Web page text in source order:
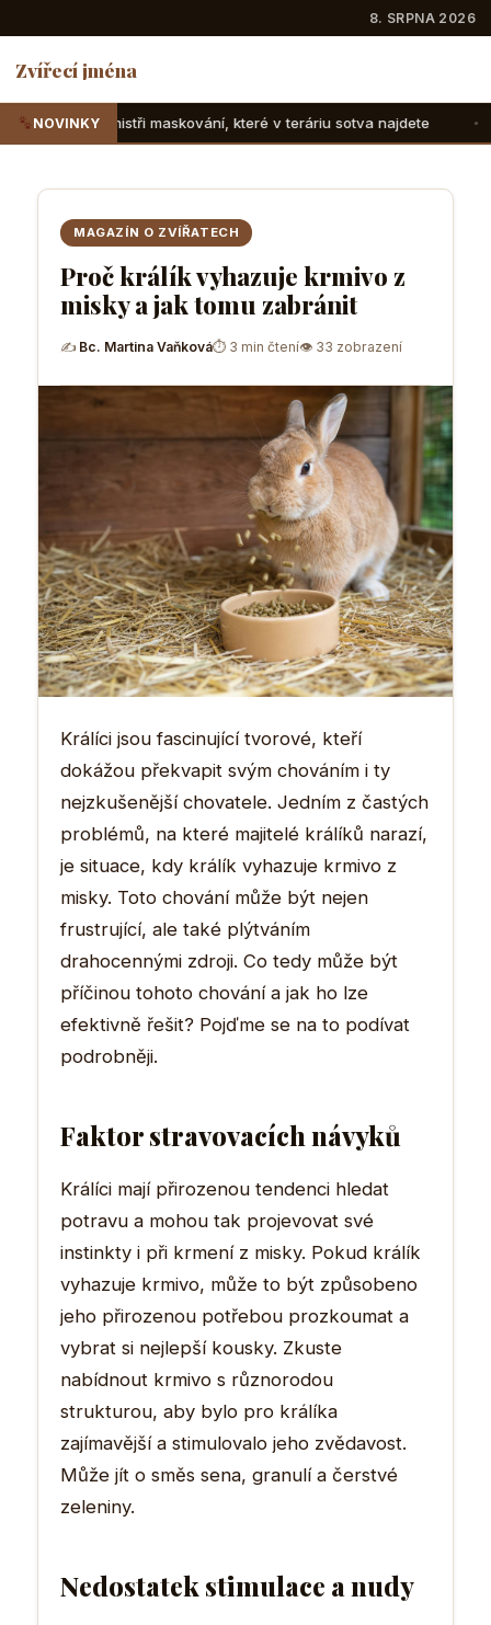
8. SRPNA 2026
Zvířecí jména
NOVINKYkteré v teráriu sotva najdete Suchozemské
MAGAZÍN O ZVÍŘATECH
Proč králík vyhazuje krmivo z
misky a jak tomu zabránit
✍ Bc. Martina Vaňková⏱ 3 min čtení👁 33 zobrazení
Králíci jsou fascinující tvorové, kteří
dokážou překvapit svým chováním i ty
nejzkušenější chovatele. Jedním z častých
problémů, na které majitelé králíků narazí,
je situace, kdy králík vyhazuje krmivo z
misky. Toto chování může být nejen
frustrující, ale také plýtváním
drahocennými zdroji. Co tedy může být
příčinou tohoto chování a jak ho lze
efektivně řešit? Pojďme se na to podívat
podrobněji.
Faktor stravovacích návyků
Králíci mají přirozenou tendenci hledat
potravu a mohou tak projevovat své
instinkty i při krmení z misky. Pokud králík
vyhazuje krmivo, může to být způsobeno
jeho přirozenou potřebou prozkoumat a
vybrat si nejlepší kousky. Zkuste
nabídnout krmivo s různorodou
strukturou, aby bylo pro králíka
zajímavější a stimulovalo jeho zvědavost.
Může jít o směs sena, granulí a čerstvé
zeleniny.
Nedostatek stimulace a nudy